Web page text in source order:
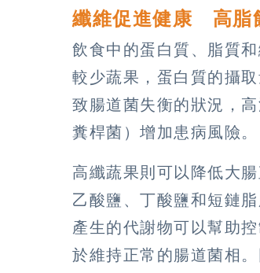
纖維促進健康 高脂
飲食中的蛋白質、脂質
較少蔬果，蛋白質的攝
致腸道菌失衡的狀況，
糞桿菌）增加患病風險。
高纖蔬果則可以降低大
乙酸鹽、丁酸鹽和短鏈
產生的代謝物可以幫助
於維持正常的腸道菌相